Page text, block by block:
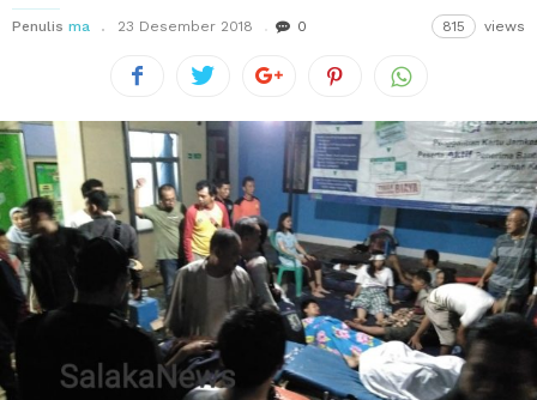
Penulis ma 23 Desember 2018 0 815 views